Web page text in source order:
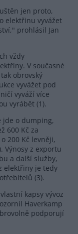
jen proto,
elektřinu vyvážet
prohlásil Jan
vždy
V současné
obrovský
vyvážet pod
vyváží více
vyrábět (1).
jde o dumping,
600 Kč za
200 Kč levněji,
Výnosy z exportu
a další služby,
elektřiny je tedy
(3).
kapsy vývoz
Haverkamp
podporují